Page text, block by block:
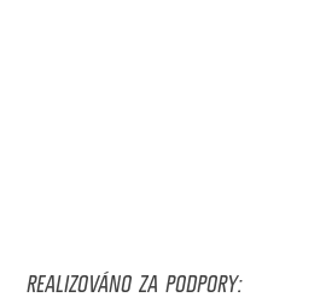
REALIZOVÁNO ZA PODPORY: